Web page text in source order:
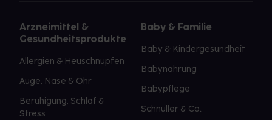
Arzneimittel &
Gesundheitsprodukte
Allergien & Heuschnupfen
Auge, Nase & Ohr
Beruhigung, Schlaf &
Stress
Baby & Familie
Baby & Kindergesundheit
Babynahrung
Babypflege
Schnuller & Co.